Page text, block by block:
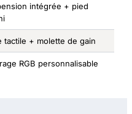
intégrée + pied
tactile + molette de gain
RGB personnalisable